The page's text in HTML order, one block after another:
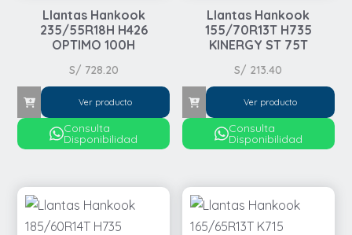
Llantas Hankook
235/55R18H H426
OPTIMO 100H
S/ 728.20
Ver producto
Consulta
Disponibilidad
Llantas Hankook
155/70R13T H735
KINERGY ST 75T
S/ 213.40
Ver producto
Consulta
Disponibilidad